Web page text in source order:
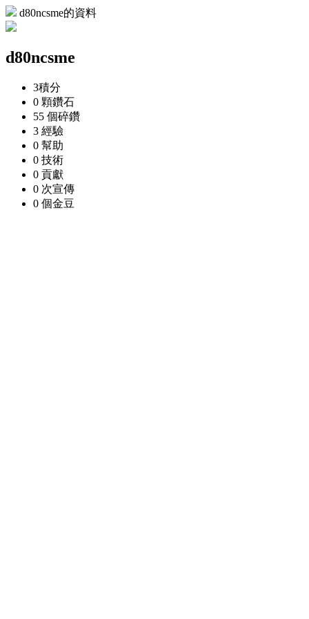
d80ncsme的資料
d80ncsme
3積分
0 顆鑽石
55 個碎鑽
3 經驗
0 幫助
0 技術
0 貢獻
0 次宣傳
0 個金豆